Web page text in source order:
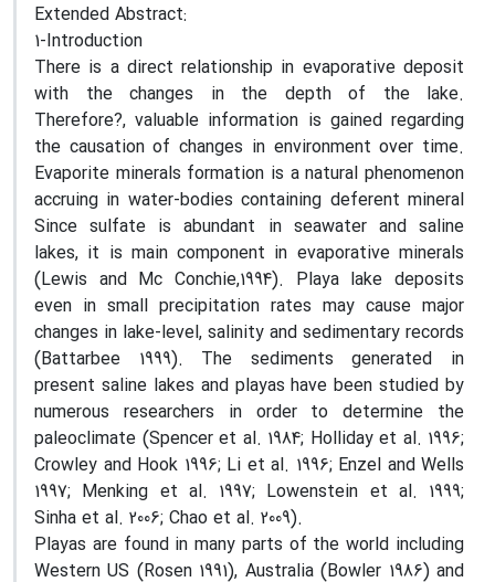
Extended Abstract:
1-Introduction
There is a direct relationship in evaporative deposit
with the changes in the depth of the lake.
Therefore?, valuable information is gained regarding
the causation of changes in environment over time.
Evaporite minerals formation is a natural phenomenon
accruing in water-bodies containing deferent mineral
Since sulfate is abundant in seawater and saline
lakes, it is main component in evaporative minerals
(Lewis and Mc Conchie,1994). Playa lake deposits
even in small precipitation rates may cause major
changes in lake-level, salinity and sedimentary records
(Battarbee 1999). The sediments generated in
present saline lakes and playas have been studied by
numerous researchers in order to determine the
paleoclimate (Spencer et al. 1984; Holliday et al. 1996;
Crowley and Hook 1996; Li et al. 1996; Enzel and Wells
1997; Menking et al. 1997; Lowenstein et al. 1999;
Sinha et al. 2006; Chao et al. 2009).
Playas are found in many parts of the world including
Western US (Rosen 1991), Australia (Bowler 1986) and